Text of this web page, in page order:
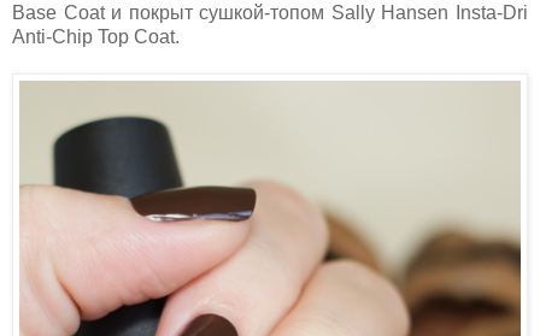
Base Coat и покрыт сушкой-топом Sally Hansen Insta-Dri
Anti-Chip Top Coat.